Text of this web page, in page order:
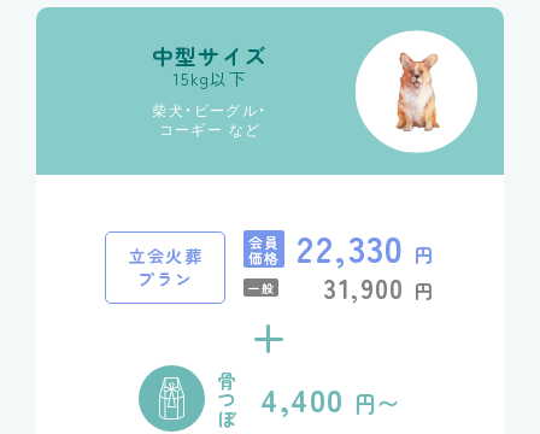
中型サイズ
15kg以下
柴犬・ビーグル・
コーギー など
立会火葬
プラン
会員
価格 22,330 円
一般 31,900 円
+
骨
つ
ぼ 4,400 円〜